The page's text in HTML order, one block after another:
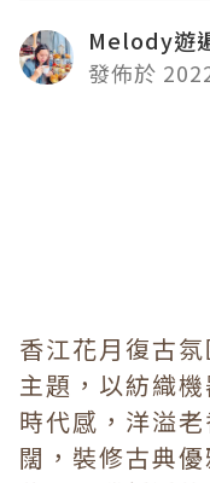
Melody遊
發佈於
香江花月復古
主題，以紡織
時代感，洋溢
闊，裝修古典